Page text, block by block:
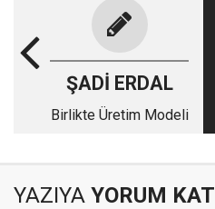
ŞADİ ERDAL
Birlikte Üretim Modeli
YAZIYA YORUM KAT